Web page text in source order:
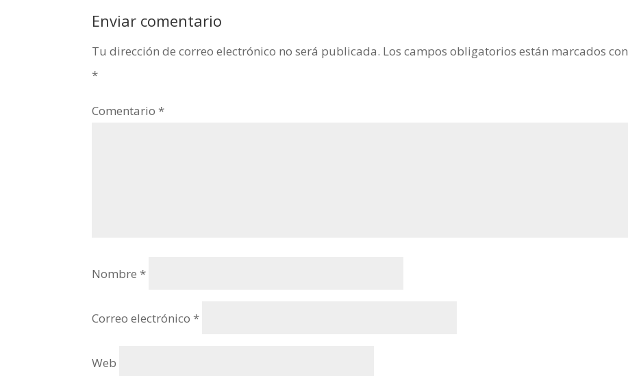
Enviar comentario
Tu dirección de correo electrónico no será publicada. Los campos obligatorios están marcados con
*
Comentario *
Nombre *
Correo electrónico *
Web